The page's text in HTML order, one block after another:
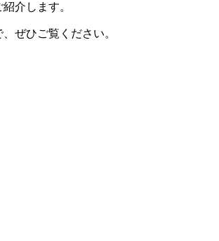
介します。
ぜひご覧ください。